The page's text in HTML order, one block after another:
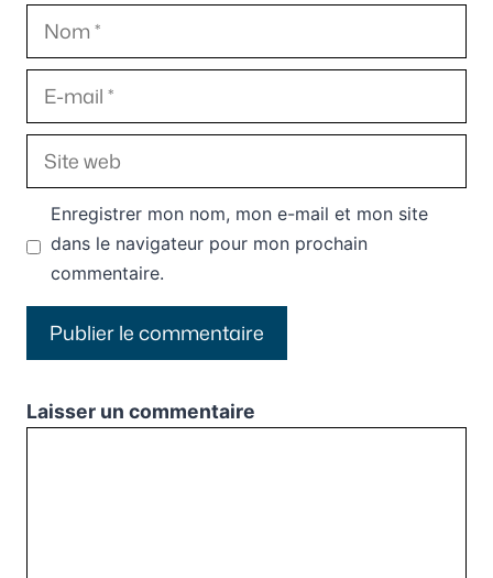
Nom
E-
mail
Site
web
Enregistrer mon nom, mon e-mail et mon site
dans le navigateur pour mon prochain
commentaire.
Laisser un commentaire